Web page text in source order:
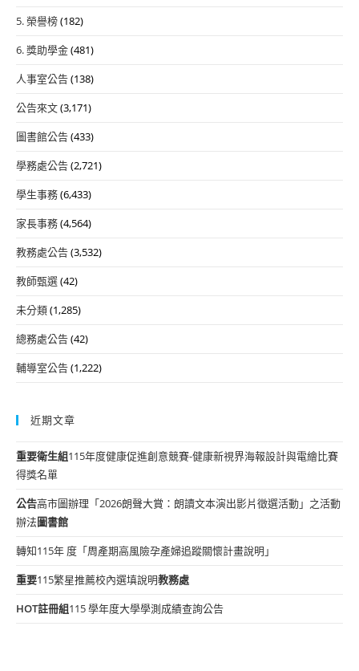
5. 榮譽榜(182)
6. 獎助學金(481)
人事室公告(138)
公告來文(3,171)
圖書館公告(433)
學務處公告(2,721)
學生事務(6,433)
家長事務(4,564)
教務處公告(3,532)
教師甄選(42)
未分類(1,285)
總務處公告(42)
輔導室公告(1,222)
近期文章
重要衛生組115年度健康促進創意競賽-健康新視界海報設計與電繪比賽
得獎名單
公告高市圖辦理「2026朗聲大賞：朗讀文本演出影片徵選活動」之活動
辦法圖書館
轉知115年 度「周產期高風險孕產婦追蹤關懷計畫說明」
重要115繁星推薦校內選填說明教務處
HOT註冊組115 學年度大學學測成績查詢公告